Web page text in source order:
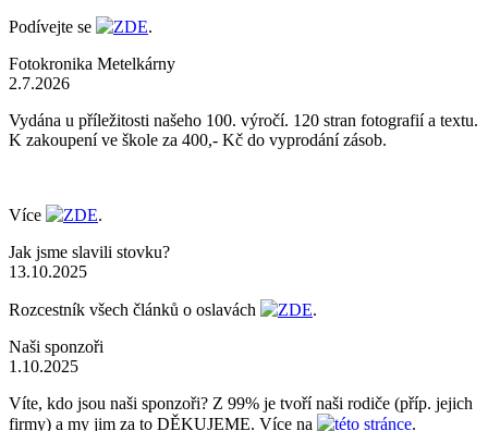
Podívejte se ZDE.
Fotokronika Metelkárny
2.7.2026
Vydána u příležitosti našeho 100. výročí. 120 stran fotografií a textu.
K zakoupení ve škole za 400,- Kč do vyprodání zásob.
Více ZDE.
Jak jsme slavili stovku?
13.10.2025
Rozcestník všech článků o oslavách ZDE.
Naši sponzoři
1.10.2025
Víte, kdo jsou naši sponzoři? Z 99% je tvoří naši rodiče (příp. jejich
firmy) a my jim za to DĚKUJEME. Více na
této stránce.